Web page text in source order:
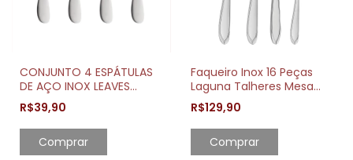
CONJUNTO 4 ESPÁTULAS
DE AÇO INOX LEAVES
PRATA
R$39,90
Faqueiro Inox 16 Peças
Laguna Talheres Mesa
Jantar Elegante
R$129,90